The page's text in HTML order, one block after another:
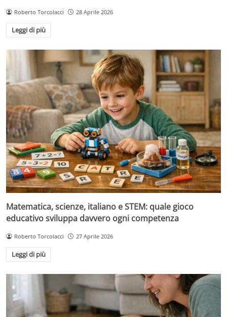
Roberto Torcolacci 28 Aprile 2026
Leggi di più
Matematica, scienze, italiano e STEM: quale gioco
educativo sviluppa davvero ogni competenza
Roberto Torcolacci 27 Aprile 2026
Leggi di più